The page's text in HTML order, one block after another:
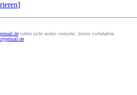
]
sofern nicht anders vermerkt. Irrtum vorbehalten.